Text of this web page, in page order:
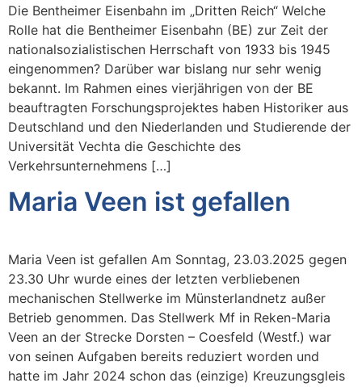
Die Bentheimer Eisenbahn im „Dritten Reich“ Welche
Rolle hat die Bentheimer Eisenbahn (BE) zur Zeit der
nationalsozialistischen Herrschaft von 1933 bis 1945
eingenommen? Darüber war bislang nur sehr wenig
bekannt. Im Rahmen eines vierjährigen von der BE
beauftragten Forschungsprojektes haben Historiker aus
Deutschland und den Niederlanden und Studierende der
Universität Vechta die Geschichte des
Verkehrsunternehmens […]
Maria Veen ist gefallen
Maria Veen ist gefallen Am Sonntag, 23.03.2025 gegen
23.30 Uhr wurde eines der letzten verbliebenen
mechanischen Stellwerke im Münsterlandnetz außer
Betrieb genommen. Das Stellwerk Mf in Reken-Maria
Veen an der Strecke Dorsten – Coesfeld (Westf.) war
von seinen Aufgaben bereits reduziert worden und
hatte im Jahr 2024 schon das (einzige) Kreuzungsgleis